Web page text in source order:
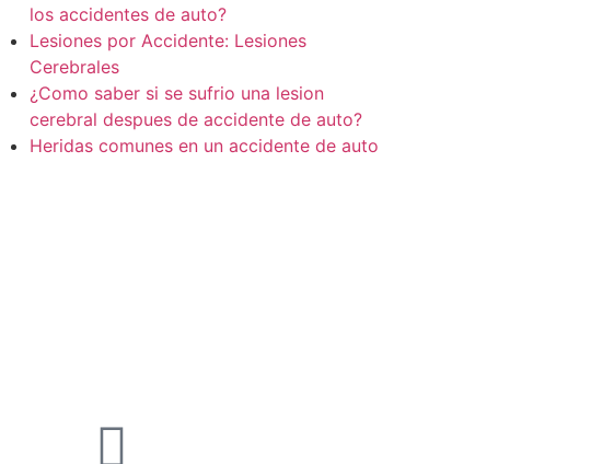
los accidentes de auto?
Lesiones por Accidente: Lesiones
Cerebrales
¿Como saber si se sufrio una lesion
cerebral despues de accidente de auto?
Heridas comunes en un accidente de auto